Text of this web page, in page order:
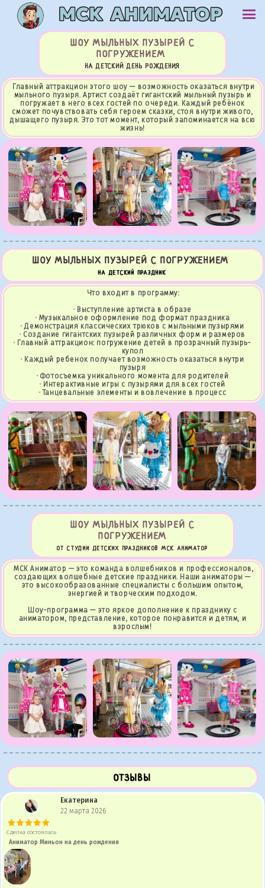
ШОУ МЫЛЬНЫХ ПУЗЫРЕЙ С
ПОГРУЖЕНИЕМ
НА ДЕТСКИЙ ДЕНЬ РОЖДЕНИЯ
Главный аттракцион этого шоу — возможность оказаться внутри
мыльного пузыря. Артист создаёт гигантский мыльный пузырь и
погружает в него всех гостей по очереди. Каждый ребёнок
сможет почувствовать себя героем сказки, стоя внутри живого,
дышащего пузыря. Это тот момент, который запоминается на всю
жизнь!
ШОУ МЫЛЬНЫХ ПУЗЫРЕЙ С ПОГРУЖЕНИЕМ
НА ДЕТСКИЙ ПРАЗДНИК
Что входит в программу:
· Выступление артиста в образе
· Музыкальное оформление под формат праздника
· Демонстрация классических трюков с мыльными пузырями
· Создание гигантских пузырей различных форм и размеров
· Главный аттракцион: погружение детей в прозрачный пузырь-
купол
· Каждый ребенок получает возможность оказаться внутри
пузыря
· Фотосъемка уникального момента для родителей
· Интерактивные игры с пузырями для всех гостей
· Танцевальные элементы и вовлечение в процесс
ШОУ МЫЛЬНЫХ ПУЗЫРЕЙ С
ПОГРУЖЕНИЕМ
ОТ СТУДИИ ДЕТСКИХ ПРАЗДНИКОВ МСК АНИМАТОР
МСК Аниматор — это команда волшебников и профессионалов,
создающих волшебные детские праздники. Наши аниматоры —
это высокообразованные специалисты с большим опытом,
энергией и творческим подходом.
Шоу-программа — это яркое дополнение к празднику с
аниматором, представление, которое понравится и детям, и
взрослым!
ОТЗЫВЫ
Екатерина
22 марта 2026
Сделка состоялась
Аниматор Миньон на день рождения